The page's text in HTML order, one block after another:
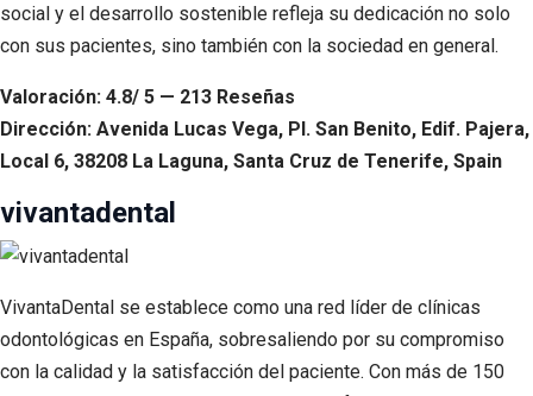
social y el desarrollo sostenible refleja su dedicación no solo
con sus pacientes, sino también con la sociedad en general.
Valoración: 4.8/ 5 — 213 Reseñas
Dirección: Avenida Lucas Vega, Pl. San Benito, Edif. Pajera,
Local 6, 38208 La Laguna, Santa Cruz de Tenerife, Spain
vivantadental
VivantaDental se establece como una red líder de clínicas
odontológicas en España, sobresaliendo por su compromiso
con la calidad y la satisfacción del paciente. Con más de 150